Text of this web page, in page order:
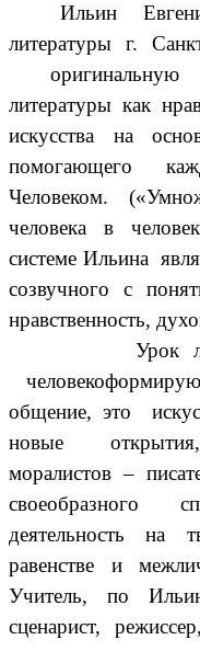
Ильин
литературы г.
оригинальную
литературы как
искусства на
помогающего
Человеком.
человека в
системе Ильина
созвучного с
нравственность,
Урок
общение, это
новые
моралистов –
своеобразного
деятельность на
равенстве и
Учитель, по
сценарист,